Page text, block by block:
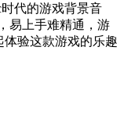
代的游戏背景音
易上手难精通，游
验这款游戏的乐趣